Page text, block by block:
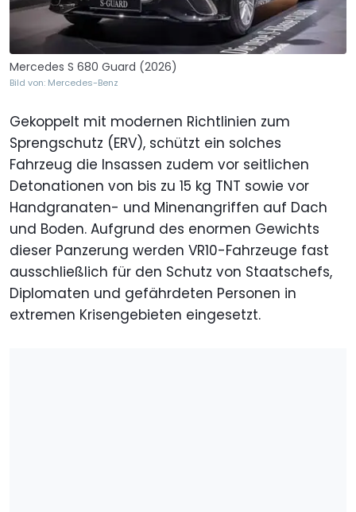
Mercedes S 680 Guard (2026)
Bild von: Mercedes-Benz
Gekoppelt mit modernen Richtlinien zum
Sprengschutz (ERV), schützt ein solches
Fahrzeug die Insassen zudem vor seitlichen
Detonationen von bis zu 15 kg TNT sowie vor
Handgranaten- und Minenangriffen auf Dach
und Boden. Aufgrund des enormen Gewichts
dieser Panzerung werden VR10-Fahrzeuge fast
ausschließlich für den Schutz von Staatschefs,
Diplomaten und gefährdeten Personen in
extremen Krisengebieten eingesetzt.